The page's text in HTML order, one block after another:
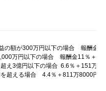
の額が300万円以下の場合 報酬金
万円以下の場合 報酬金11％＋19
え3億円以下の場合 6.6％＋151万
超える場合 4.4％＋811万8000円